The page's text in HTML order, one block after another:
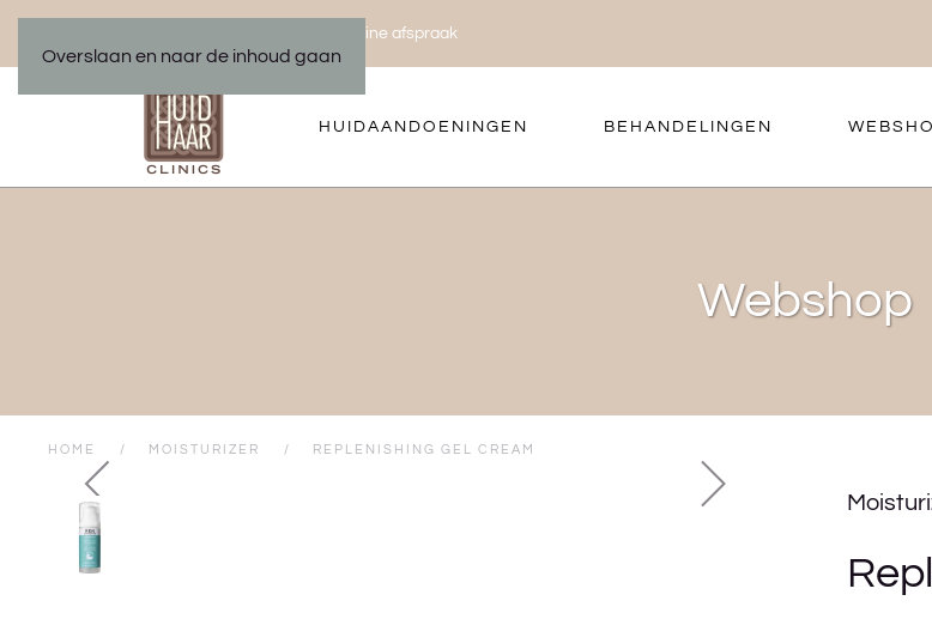
Overslaan en naar de inhoud gaan
Maak een online afspraak
HUIDAANDOENINGEN BEHANDELINGEN
Webshop
HOME MOISTURIZER REPLENISHING GEL CREAM